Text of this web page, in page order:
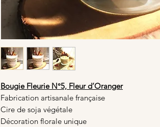
Bougie Fleurie N°5, Fleur d’Oranger
Fabrication artisanale française
Cire de soja végétale
Décoration florale unique